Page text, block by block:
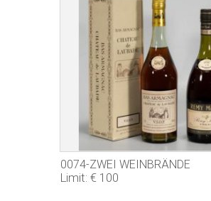
0074-ZWEI WEINBRÄNDE
Limit: € 100